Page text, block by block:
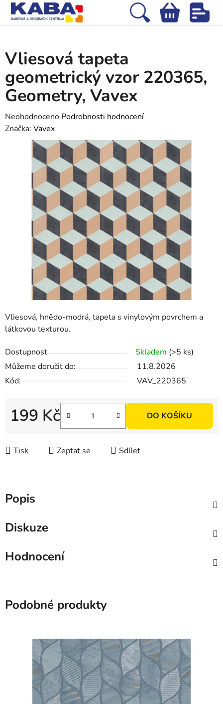
Přejít
obsah
Hledat
NÁKUPNÍ
Vliesová, hnědo-modrá, tapeta s vinylovým povrchem a
látkovou texturou.
Dostupnost Skladem (>5 ks)
Můžeme doručit do:
11.8.2026
Kód:
VAV_220365
199 Kč DO KOŠÍKU
Tisk Zeptat se Sdílet
Vliesová tapeta
geometrický vzor 220365,
Geometry, Vavex
Průměrné
hodnocení
produktu
Neohodnoceno Podrobnosti hodnocení
Značka: Vavex
Popis
Diskuze
Hodnocení
Podobné produkty